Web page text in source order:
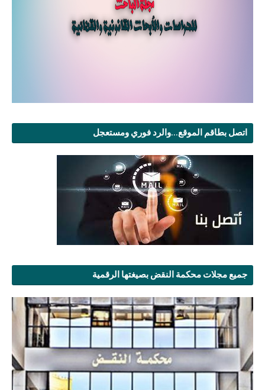
اتصل بطاقم الموقع...والرد فوري ومستعجل
جميع مجلات محكمة النقض بصيغتها الرقمية